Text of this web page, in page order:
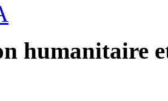
humanitaire